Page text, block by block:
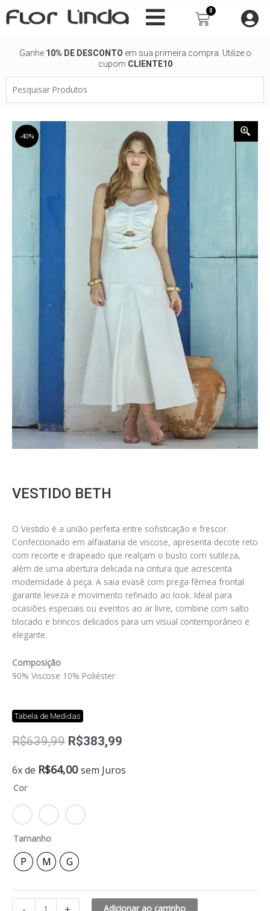
para
0
Carrinho
Ganhe 10% DE DESCONTO em sua primeira compra. Utilize o
cupom CLIENTE10
Produtos
-40%
VESTIDO BETH
O Vestido é a união perfeita entre sofisticação e frescor.
Confeccionado em alfaiataria de viscose, apresenta decote reto
com recorte e drapeado que realçam o busto com sutileza,
além de uma abertura delicada na cintura que acrescenta
modernidade à peça. A saia evasê com prega fêmea frontal
garante leveza e movimento refinado ao look. Ideal para
ocasiões especiais ou eventos ao ar livre, combine com salto
blocado e brincos delicados para um visual contemporâneo e
elegante.
Composição
90% Viscose 10% Poliéster
Tabela de Medidas
R$639,99 O
original
R$383,99
atual
6x de R$64,00 sem Juros
Cor
Tamanho
P M G
Vestido
quantidade
Adicionar ao carrinho